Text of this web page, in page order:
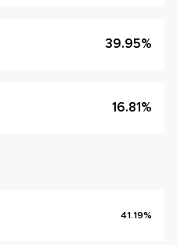
39.95%
16.81%
41.19%